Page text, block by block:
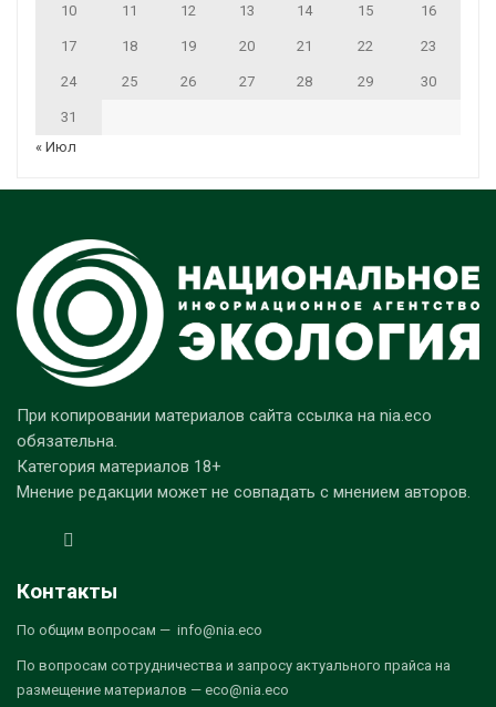
10 11 12 13 14 15 16
17 18 19 20 21 22 23
24 25 26 27 28 29 30
31
« Июл
При копировании материалов сайта ссылка на nia.eco
обязательна.
Категория материалов 18+
Мнение редакции может не совпадать с мнением авторов.
Контакты
По общим вопросам — info@nia.eco
По вопросам сотрудничества и запросу актуального прайса на
размещение материалов — eco@nia.eco